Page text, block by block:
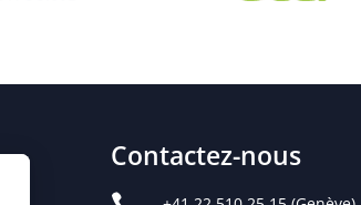
Contactez-nous